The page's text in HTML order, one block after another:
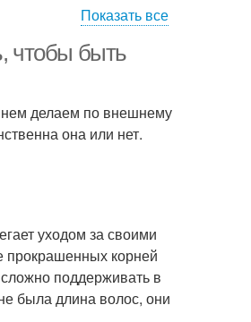
Показать все
чтобы быть
нем делаем по внешнему
она или нет.
уходом за своими
прокрашенных корней
поддерживать в
была длина волос, они